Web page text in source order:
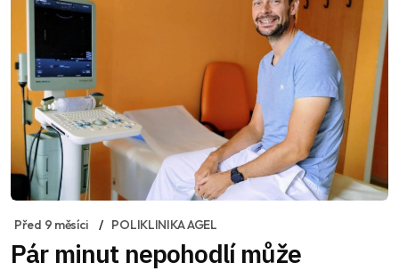
Před 9 měsíci POLIKLINIKA AGEL
Pár minut nepohodlí může